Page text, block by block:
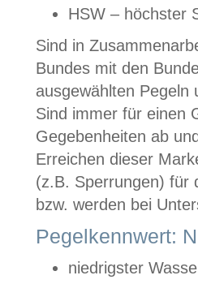
HSW – höchster
Sind in
Bundes mit den
ausgewählten
Sind immer für einen
Gegebenheiten ab
Erreichen dieser
(z.B. Sperrungen) für
bzw. werden bei
Pegelkennwert:
niedrigster